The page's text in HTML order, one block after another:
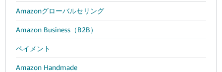
Amazonグローバルセリング
Amazon Business（B2B）
ペイメント
Amazon Handmade